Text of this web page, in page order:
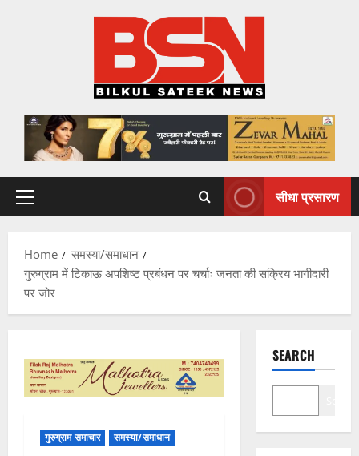
Primary
सीधा प्रसारण
Home
समस्या/समाधान
गुरुग्राम में टिकाऊ अपशिष्ट प्रबंधन पर चर्चाः जनता की सक्रिय भागीदारी
पर जोर
गुरुग्राम समाचार समस्या/समाधान
SEARCH